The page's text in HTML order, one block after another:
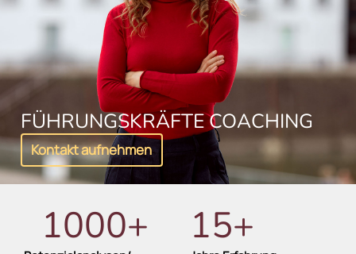
FÜHRUNGSKRÄFTE COACHING
Kontakt aufnehmen
1000+ 15+